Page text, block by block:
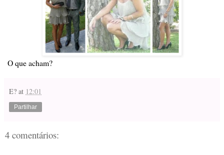
O que acham?
E? at 12:01
Partilhar
4 comentários: